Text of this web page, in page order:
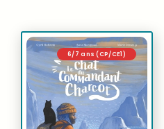
6/7 ans (CP/CE1)